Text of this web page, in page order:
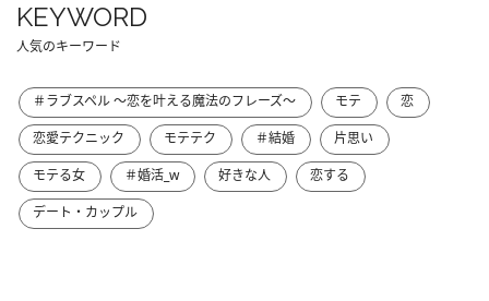
KEYWORD
人気のキーワード
＃ラブスペル ～恋を叶える魔法のフレーズ～ モテ
恋
恋愛テクニック
モテテク ＃結婚
片思い
モテる女
＃婚活_w 好きな人
恋する
デート・カップル